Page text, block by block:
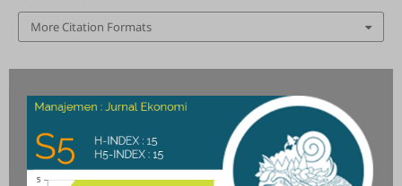
More Citation Formats